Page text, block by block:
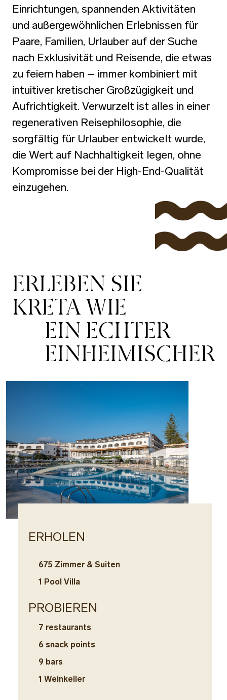
Einrichtungen, spannenden Aktivitäten
und außergewöhnlichen Erlebnissen für
Paare, Familien, Urlauber auf der Suche
nach Exklusivität und Reisende, die etwas
zu feiern haben – immer kombiniert mit
intuitiver kretischer Großzügigkeit und
Aufrichtigkeit. Verwurzelt ist alles in einer
regenerativen Reisephilosophie, die
sorgfältig für Urlauber entwickelt wurde,
die Wert auf Nachhaltigkeit legen, ohne
Kompromisse bei der High-End-Qualität
einzugehen.
ERLEBEN SIE
KRETA WIE
EIN ECHTER
EINHEIMISCHER
ERHOLEN
675 Zimmer & Suiten
1 Pool Villa
PROBIEREN
7 restaurants
6 snack points
9 bars
1 Weinkeller